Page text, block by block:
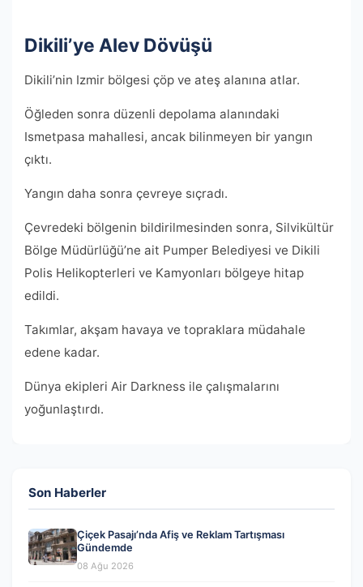
Dikili’ye Alev Dövüşü
Dikili’nin Izmir bölgesi çöp ve ateş alanına atlar.
Öğleden sonra düzenli depolama alanındaki
Ismetpasa mahallesi, ancak bilinmeyen bir yangın
çıktı.
Yangın daha sonra çevreye sıçradı.
Çevredeki bölgenin bildirilmesinden sonra, Silvikültür
Bölge Müdürlüğü’ne ait Pumper Belediyesi ve Dikili
Polis Helikopterleri ve Kamyonları bölgeye hitap
edildi.
Takımlar, akşam havaya ve topraklara müdahale
edene kadar.
Dünya ekipleri Air Darkness ile çalışmalarını
yoğunlaştırdı.
Son Haberler
Çiçek Pasajı’nda Afiş ve Reklam Tartışması
Gündemde
08 Ağu 2026